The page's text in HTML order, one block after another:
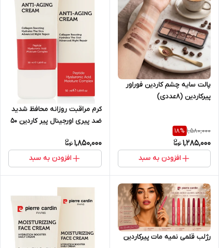
پالت سایه چشم کاردین فوراور
پیرکاردین (۸عددی)
1,580,000
18%
1,285,000
افزودن به سبد
کرم مراقبت روزانه محافظ شدید
ضد پیری اورجینال پیر کاردین 50
1,850,000
افزودن به سبد
رژلب قلمی نمیه مات پیرکاردین